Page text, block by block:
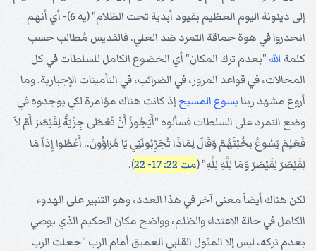
إلى دينونة اليوم العظيم بقيود أبدية تحت الظلام" (يه 6)- أي أنهم
انحدروا في هوة حماقة التمرد ضد العلي. فالقديس مُطالب حسب
كلمة الله "بعدم ترك المكان" أي الخضوع الكامل للسلطات في كل
المجالات، في قواعد المرور، في الضرائب، في التأمينات الإجبارية. وما
أروع مشهد ربنايسوع المسيحإذ كانت هناك مؤامرة لكي يوجدوه في
وضع التمرد على السلطات فسألوه "أَيَجُوزُ أَنْ تُعْطَى جِزْيَةٌ لِقَيْصَرَ أَمْ لاَ
فَعَلِمَ يَسُوعُ بخُبْثَهُمْ وَقَالَ لِمَاذَا تُجَرِّبُونَنِي يَا مُرَاؤُونَ.. أَعْطُوا إِذاً مَا
لِقَيْصَرَ لِقَيْصَرَ وَمَا لِلَّهِ لِلَّهِ" (مت 22: 17- 22 ).
لكن هناك أيضاً معنى آخر في هذا العدد، وهو التنبير على الهدوء
الكامل في حالة الاعتداء والظلم، وواضح مكان الحكيم الذي يوصي
بعدم تركه، ليس إلا المثول القلبي العميق أمام الرب "جعلت الرب